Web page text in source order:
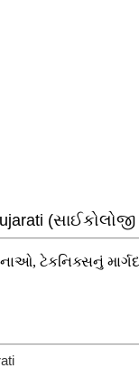
ટેકનિક્સનું